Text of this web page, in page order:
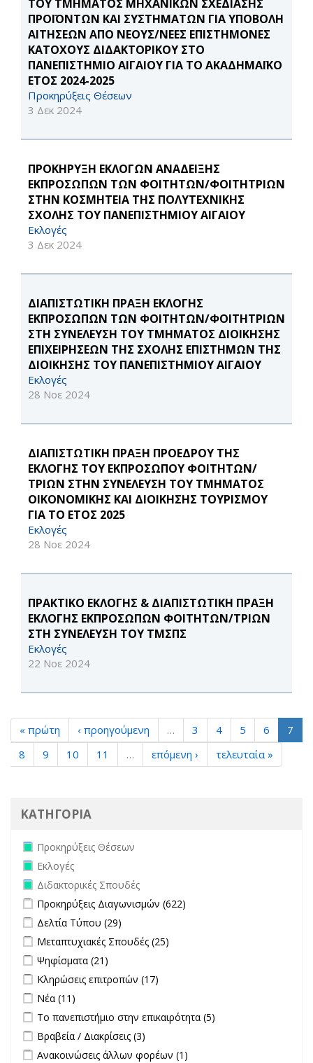
ΤΟΥ ΤΜΗΜΑΤΟΣ ΜΗΧΑΝΙΚΩΝ ΣΧΕΔΙΑΣΗΣ
ΠΡΟΪΟΝΤΩΝ ΚΑΙ ΣΥΣΤΗΜΑΤΩΝ ΓΙΑ ΥΠΟΒΟΛΗ
ΑΙΤΗΣΕΩΝ ΑΠΟ ΝΕΟΥΣ/ΝΕΕΣ ΕΠΙΣΤΗΜΟΝΕΣ
ΚΑΤΟΧΟΥΣ ΔΙΔΑΚΤΟΡΙΚΟΥ ΣΤΟ
ΠΑΝΕΠΙΣΤΗΜΙΟ ΑΙΓΑΙΟΥ ΓΙΑ ΤΟ ΑΚΑΔΗΜΑΪΚΟ
ΕΤΟΣ 2024-2025
Προκηρύξεις Θέσεων
3 Δεκ 2024
ΠΡΟΚΗΡΥΞΗ ΕΚΛΟΓΩΝ ΑΝΑΔΕΙΞΗΣ
ΕΚΠΡΟΣΩΠΩΝ ΤΩΝ ΦΟΙΤΗΤΩΝ/ΦΟΙΤΗΤΡΙΩΝ
ΣΤΗΝ ΚΟΣΜΗΤΕΙΑ ΤΗΣ ΠΟΛΥΤΕΧΝΙΚΗΣ
ΣΧΟΛΗΣ ΤΟΥ ΠΑΝΕΠΙΣΤΗΜΙΟΥ ΑΙΓΑΙΟΥ
Εκλογές
3 Δεκ 2024
ΔΙΑΠΙΣΤΩΤΙΚΗ ΠΡΑΞΗ ΕΚΛΟΓΗΣ
ΕΚΠΡΟΣΩΠΩΝ ΤΩΝ ΦΟΙΤΗΤΩΝ/ΦΟΙΤΗΤΡΙΩΝ
ΣΤΗ ΣΥΝΕΛΕΥΣΗ ΤΟΥ ΤΜΗΜΑΤΟΣ ΔΙΟΙΚΗΣΗΣ
ΕΠΙΧΕΙΡΗΣΕΩΝ ΤΗΣ ΣΧΟΛΗΣ ΕΠΙΣΤΗΜΩΝ ΤΗΣ
ΔΙΟΙΚΗΣΗΣ ΤΟΥ ΠΑΝΕΠΙΣΤΗΜΙΟΥ ΑΙΓΑΙΟΥ
Εκλογές
28 Νοε 2024
ΔΙΑΠΙΣΤΩΤΙΚΗ ΠΡΑΞΗ ΠΡΟΕΔΡΟΥ ΤΗΣ
ΕΚΛΟΓΗΣ ΤΟΥ ΕΚΠΡΟΣΩΠΟΥ ΦΟΙΤΗΤΩΝ/
ΤΡΙΩΝ ΣΤΗΝ ΣΥΝΕΛΕΥΣΗ ΤΟΥ ΤΜΗΜΑΤΟΣ
ΟΙΚΟΝΟΜΙΚΗΣ ΚΑΙ ΔΙΟΙΚΗΣΗΣ ΤΟΥΡΙΣΜΟΥ
ΓΙΑ ΤΟ ΕΤΟΣ 2025
Εκλογές
28 Νοε 2024
ΠΡΑΚΤΙΚΟ ΕΚΛΟΓΗΣ & ΔΙΑΠΙΣΤΩΤΙΚΗ ΠΡΑΞΗ
ΕΚΛΟΓΗΣ ΕΚΠΡΟΣΩΠΩΝ ΦΟΙΤΗΤΩΝ/ΤΡΙΩΝ
ΣΤΗ ΣΥΝΕΛΕΥΣΗ ΤΟΥ ΤΜΣΠΣ
Εκλογές
22 Νοε 2024
« πρώτη ‹ προηγούμενη … 3 4 5 6
7
8
9 10 11 … επόμενη › τελευταία »
ΚΑΤΗΓΟΡΙΑ
Remove Προκηρύξεις Θέσεων filter
Προκηρύξεις Θέσεων
Remove Εκλογές filter
Εκλογές
Remove Διδακτορικές Σπουδές filter
Διδακτορικές Σπουδές
Apply Προκηρύξεις Διαγωνισμών filter
Προκηρύξεις Διαγωνισμών (622)
Apply Δελτία Τύπου filter
Δελτία Τύπου (29)
Apply Μεταπτυχιακές Σπουδές filter
Μεταπτυχιακές Σπουδές (25)
Apply Ψηφίσματα filter
Ψηφίσματα (21)
Apply Κληρώσεις επιτροπών filter
Κληρώσεις επιτροπών (17)
Apply Νέα filter
Νέα (11)
Apply Το πανεπιστήμιο στην επικαιρότητα filter
Το πανεπιστήμιο στην επικαιρότητα (5)
Apply Βραβεία / Διακρίσεις filter
Βραβεία / Διακρίσεις (3)
Apply Ανακοινώσεις άλλων φορέων filter
Ανακοινώσεις άλλων φορέων (1)